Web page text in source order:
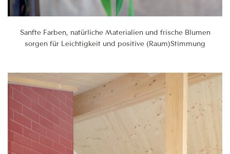
Sanfte Farben, natürliche Materialien und frische Blumen
sorgen für Leichtigkeit und positive (Raum)Stimmung